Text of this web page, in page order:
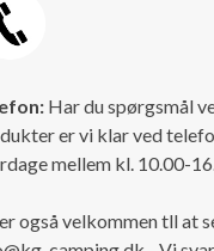
Har du spørgsmål
er vi klar ved
mellem kl. 10.00-
også velkommen tll at